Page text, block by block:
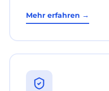
Mehr erfahren →